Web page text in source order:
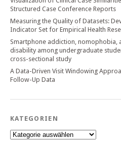
Structured Case Conference Reports
Measuring the Quality of Datasets:
Indicator Set for Empirical Health
Smartphone addiction, nomophobia,
disability among undergraduate
cross-sectional study
A Data-Driven Visit Windowing
Follow-Up Data
KATEGORIEN
Kategorien